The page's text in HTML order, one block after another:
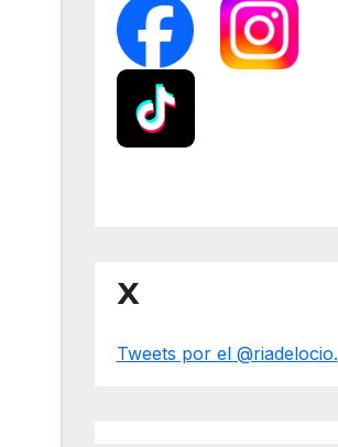
X
Tweets por el @riadelocio.